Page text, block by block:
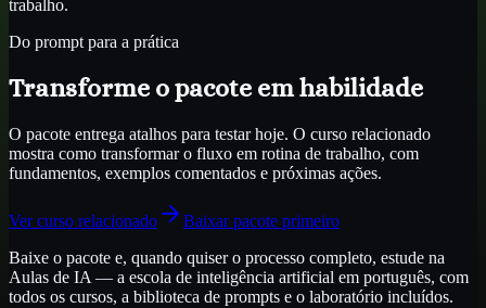
trabalho.
Do prompt para a prática
Transforme o pacote em habilidade
O pacote entrega atalhos para testar hoje. O curso relacionado
mostra como transformar o fluxo em rotina de trabalho, com
fundamentos, exemplos comentados e próximas ações.
Ver curso relacionado
Baixar pacote primeiro
Baixe o pacote e, quando quiser o processo completo, estude na
Aulas de IA — a escola de inteligência artificial em português, com
todos os cursos, a biblioteca de prompts e o laboratório incluídos.